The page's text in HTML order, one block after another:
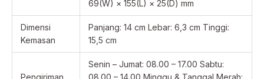
69(W) × 155(L) × 25(D) mm
Dimensi
Kemasan
Panjang: 14 cm Lebar: 6,3 cm Tinggi:
15,5 cm
Senin – Jumat: 08.00 – 17.00 Sabtu: